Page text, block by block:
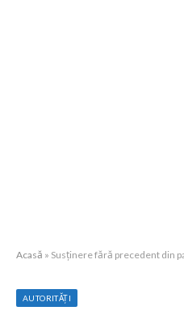
Acasă » Susținere fără precedent din partea UE: Republica
AUTORITĂȚI